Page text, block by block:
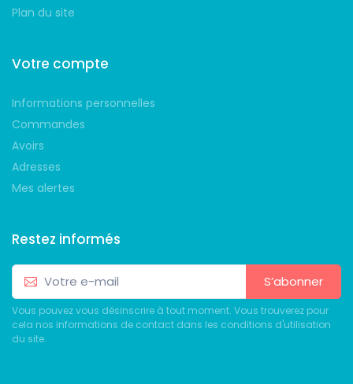
Plan du site
Votre compte
Informations personnelles
Commandes
Avoirs
Adresses
Mes alertes
Restez informés
S’abonner
Vous pouvez vous désinscrire à tout moment. Vous trouverez pour
cela nos informations de contact dans les conditions d'utilisation
du site.